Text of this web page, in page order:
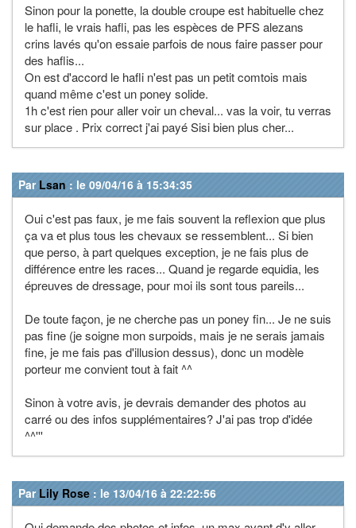
Sinon pour la ponette, la double croupe est habituelle chez
le hafli, le vrais hafli, pas les espèces de PFS alezans
crins lavés qu'on essaie parfois de nous faire passer pour
des haflis...
On est d'accord le hafli n'est pas un petit comtois mais
quand même c'est un poney solide.
1h c'est rien pour aller voir un cheval... vas la voir, tu verras
sur place . Prix correct j'ai payé Sisi bien plus cher...
Par Lsan : le 09/04/16 à 15:34:35
Oui c'est pas faux, je me fais souvent la reflexion que plus
ça va et plus tous les chevaux se ressemblent... Si bien
que perso, à part quelques exception, je ne fais plus de
différence entre les races... Quand je regarde equidia, les
épreuves de dressage, pour moi ils sont tous pareils...
De toute façon, je ne cherche pas un poney fin... Je ne suis
pas fine (je soigne mon surpoids, mais je ne serais jamais
fine, je me fais pas d'illusion dessus), donc un modèle
porteur me convient tout à fait ^^
Sinon à votre avis, je devrais demander des photos au
carré ou des infos supplémentaires? J'ai pas trop d'idée
^^'''
Par Lily Rose : le 13/04/16 à 22:22:56